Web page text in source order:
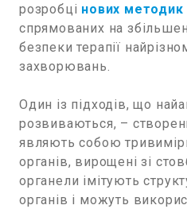
розробці нових методик
спрямованих на
безпеки терапії
захворювань.
Один із підходів, що
розвиваються, –
являють собою
органів, вирощені зі
органели імітують
органів і можуть